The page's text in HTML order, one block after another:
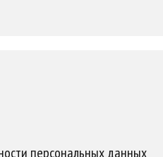
персональных данных